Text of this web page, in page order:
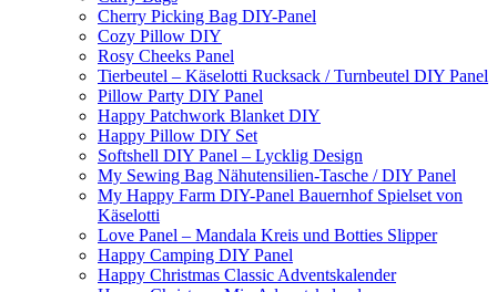
Cherry Picking Bag DIY-Panel
Cozy Pillow DIY
Rosy Cheeks Panel
Tierbeutel – Käselotti Rucksack / Turnbeutel DIY Panel
Pillow Party DIY Panel
Happy Patchwork Blanket DIY
Happy Pillow DIY Set
Softshell DIY Panel – Lycklig Design
My Sewing Bag Nähutensilien-Tasche / DIY Panel
My Happy Farm DIY-Panel Bauernhof Spielset von
Käselotti
Love Panel – Mandala Kreis und Botties Slipper
Happy Camping DIY Panel
Happy Christmas Classic Adventskalender